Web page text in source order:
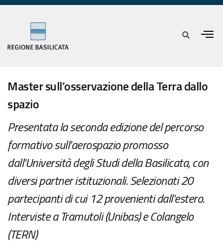
Master sull’osservazione della Terra dallo
spazio
Presentata la seconda edizione del percorso
formativo sull'aerospazio promosso
dall'Università degli Studi della Basilicata, con
diversi partner istituzionali. Selezionati 20
partecipanti di cui 12 provenienti dall'estero.
Interviste a Tramutoli (Unibas) e Colangelo
(TERN)